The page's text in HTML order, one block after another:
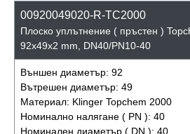
00920049020-R-TC2000
Плоско уплътнение ( пръстен )
92x49x2 mm, DN40/PN10-40
Външен диаметър: 92
Вътрешен диаметър: 49
Материал: Klinger Topchem 2000
Номинално налягане ( PN ): 40
Номинален диаметър ( DN ): 40